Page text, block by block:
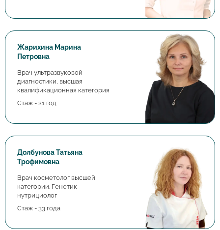
Жарихина Марина
Петровна
Врач ультразвуковой
диагностики, высшая
квалификационная категория
Стаж - 21 год
Долбунова Татьяна
Трофимовна
Врач косметолог высшей
категории. Генетик-
нутрициолог
Стаж - 33 года